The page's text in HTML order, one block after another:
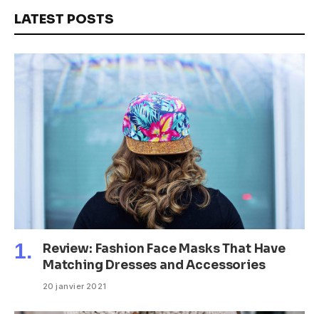
LATEST POSTS
Review: Fashion Face Masks That Have
Matching Dresses and Accessories
20 janvier 2021